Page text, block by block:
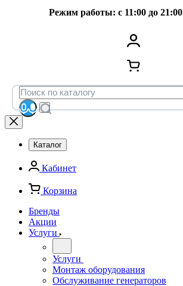
Режим работы: с 11:00 до 21:00
Каталог
Кабинет
Корзина
Бренды
Акции
Услуги
Услуги
Монтаж оборудования
Обслуживание генераторов